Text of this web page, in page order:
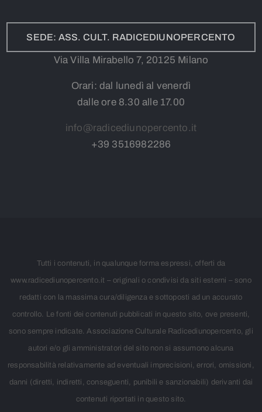
SEDE: ASS. CULT. RADICEDIUNOPERCENTO
Via Villa Mirabello 7, 20125 Milano
Orari: dal lunedì al venerdì
dalle ore 8.30 alle 17.00
info@radicediunopercento.it
+39 3516982286
Tutti i contenuti, in qualunque forma espressi, offerti da
www.radicediunopercento.it – originali o condivisi da siti esterni – sono
redatti con la massima cura/diligenza e sottoposti ad un accurato
controllo. Le fonti dei contenuti pubblicati in questo sito, ove presenti,
sono sempre indicate. Associazione Culturale Radicediunopercento, gli
autori e/o gli amministratori del sito non si assumono alcuna
responsabilità relativamente ad eventuali imprecisioni, errori, omissioni,
danni (diretti, indiretti, conseguenti, punibili e sanzionabili) derivanti dai
contenuti riportati in questo sito.